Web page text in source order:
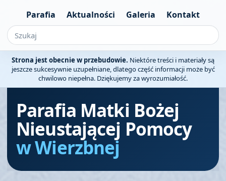
Parafia Aktualności Galeria Kontakt
Strona jest obecnie w przebudowie. Niektóre treści i materiały są
jeszcze sukcesywnie uzupełniane, dlatego część informacji może być
chwilowo niepełna. Dziękujemy za wyrozumiałość.
Parafia Matki Bożej
Nieustającej Pomocy
w Wierzbnej